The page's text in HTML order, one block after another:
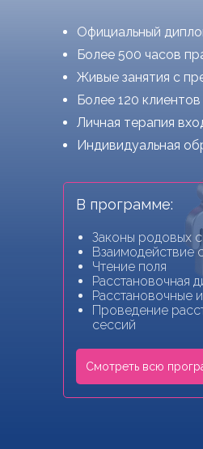
Официальный
Более 500 часов
Живые занятия с
Более 120
Личная терапия
Индивидуальная
Смотреть всю
Законы родовых
Взаимодействие
Чтение поля
Расстановочная
Расстановочные
Проведение
сессий
В программе: